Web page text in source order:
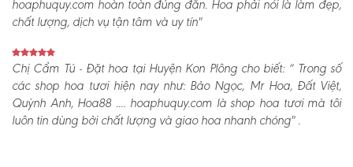
hoaphuquy.com hoàn toàn đúng đắn. Hoa phải nói là làm đẹp,
chất lượng, dịch vụ tận tâm và uy tín"
Chị Cẩm Tú - Đặt hoa tại Huyện Kon Plông cho biết:“ Trong số
các shop hoa tươi hiện nay như: Bảo Ngọc, Mr Hoa, Đất Việt,
Quỳnh Anh, Hoa88 .... hoaphuquy.com là shop hoa tươi mà tôi
luôn tin dùng bởi chất lượng và giao hoa nhanh chóng" .